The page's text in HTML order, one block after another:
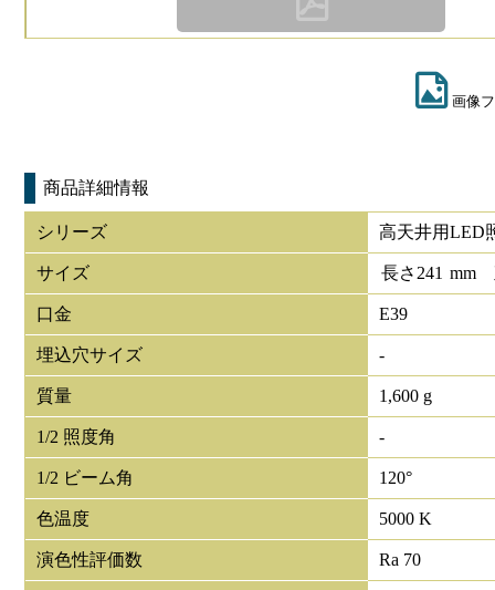
画像
商品詳細情報
シリーズ 高天井用LED
サイズ 長さ 241 mm
口金 E39
埋込穴サイズ -
質量 1,600 g
1/2 照度角 -
1/2 ビーム角 120°
色温度 5000 K
演色性評価数 Ra 70